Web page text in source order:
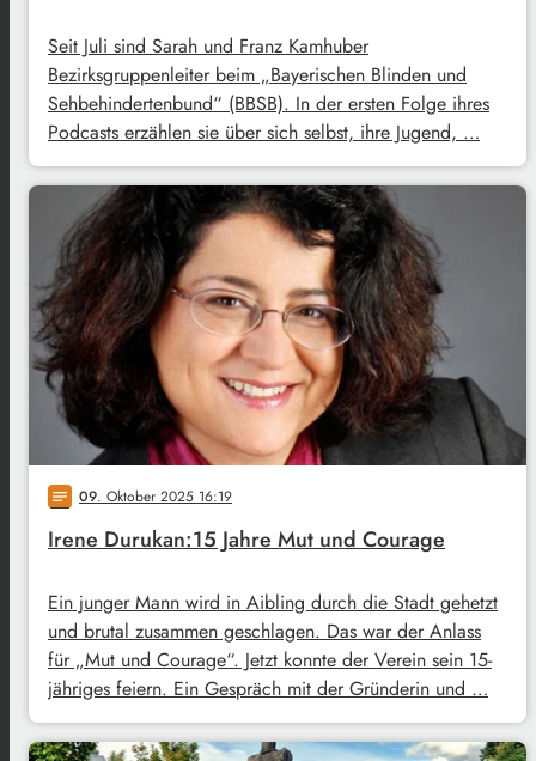
Seit Juli sind Sarah und Franz Kamhuber
Bezirksgruppenleiter beim „Bayerischen Blinden und
Sehbehindertenbund“ (BBSB). In der ersten Folge ihres
Podcasts erzählen sie über sich selbst, ihre Jugend, …
notes 09. Oktober 2025 16:19
Irene Durukan:15 Jahre Mut und Courage
Ein junger Mann wird in Aibling durch die Stadt gehetzt
und brutal zusammen geschlagen. Das war der Anlass
für „Mut und Courage“. Jetzt konnte der Verein sein 15-
jähriges feiern. Ein Gespräch mit der Gründerin und …